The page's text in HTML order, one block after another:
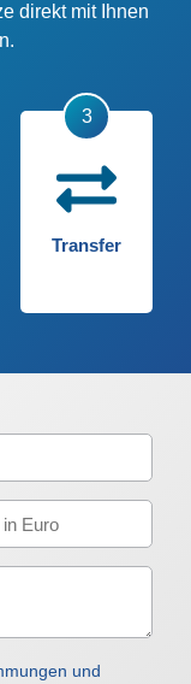
direkt mit Ihnen
Transfer
und